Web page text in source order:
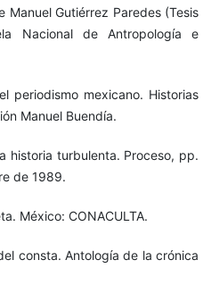
Gutiérrez Paredes (Tesis
Nacional de Antropología e
periodismo mexicano. Historias
Manuel Buendía.
historia turbulenta. Proceso, pp.
de 1989.
México: CONACULTA.
consta. Antología de la crónica